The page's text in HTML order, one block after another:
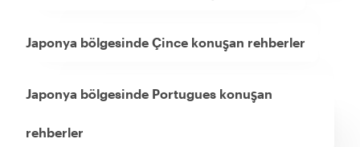
Japonya bölgesinde Çince konuşan rehberler
Japonya bölgesinde Portugues konuşan
rehberler